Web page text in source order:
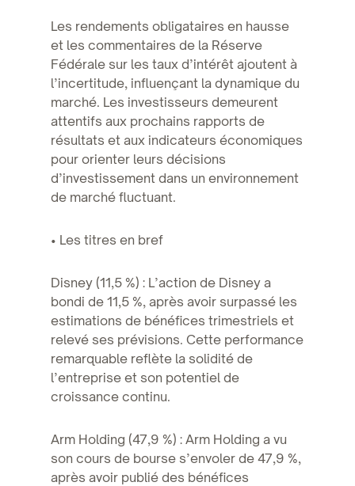
Les rendements obligataires en hausse
et les commentaires de la Réserve
Fédérale sur les taux d’intérêt ajoutent à
l’incertitude, influençant la dynamique du
marché. Les investisseurs demeurent
attentifs aux prochains rapports de
résultats et aux indicateurs économiques
pour orienter leurs décisions
d’investissement dans un environnement
de marché fluctuant.
• Les titres en bref
Disney (11,5 %) : L’action de Disney a
bondi de 11,5 %, après avoir surpassé les
estimations de bénéfices trimestriels et
relevé ses prévisions. Cette performance
remarquable reflète la solidité de
l’entreprise et son potentiel de
croissance continu.
Arm Holding (47,9 %) : Arm Holding a vu
son cours de bourse s’envoler de 47,9 %,
après avoir publié des bénéfices